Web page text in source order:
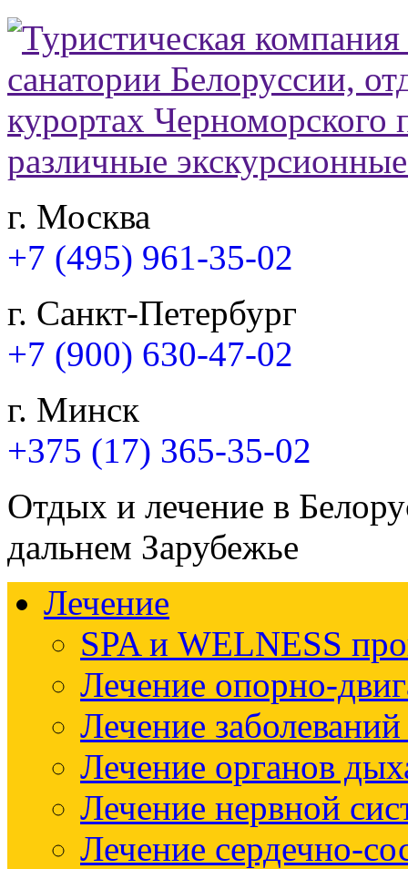
г. Москва
+7 (495) 961-35-02
г. Санкт-Петербург
+7 (900) 630-47-02
г. Минск
+375 (17) 365-35-02
Отдых и лечение в
дальнем Зарубежье
Лечение
SPA и WELNESS
Лечение опорно-
Лечение
Лечение органов
Лечение нервной
Лечение сердечно-